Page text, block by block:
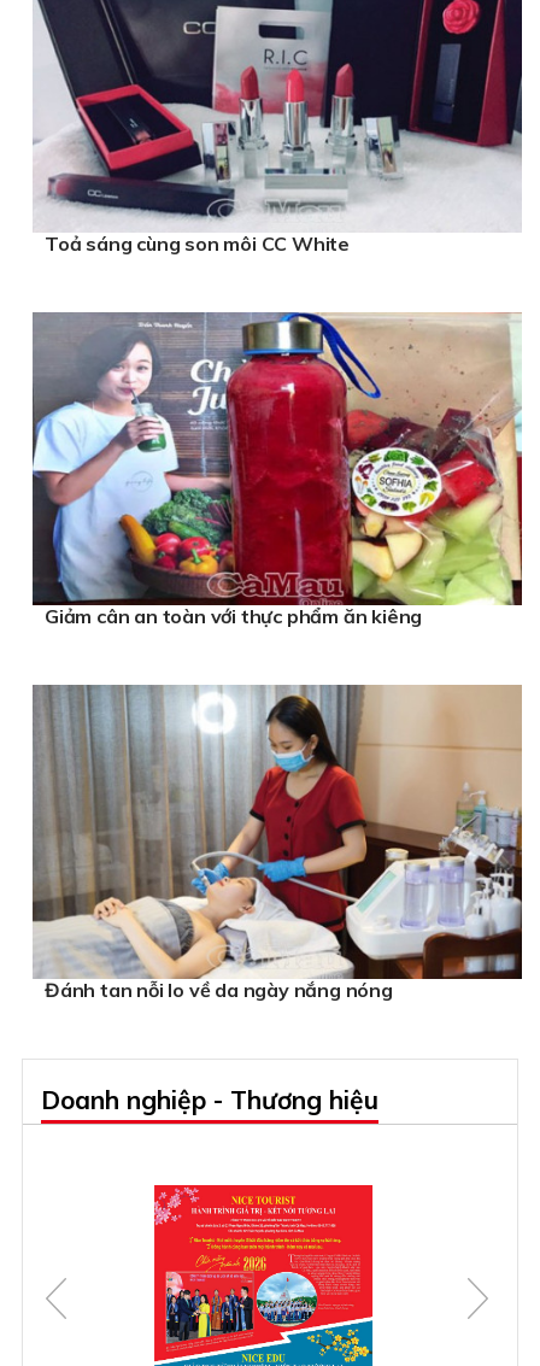
Toả sáng cùng son môi CC White
Giảm cân an toàn với thực phẩm ăn kiêng
Đánh tan nỗi lo về da ngày nắng nóng
Doanh nghiệp - Thương hiệu